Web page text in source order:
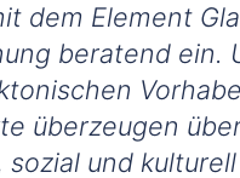
dem Element
beratend ein.
überzeugen
und